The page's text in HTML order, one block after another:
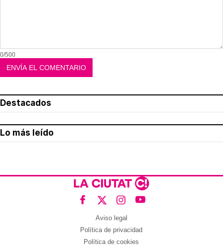
0/500
Destacados
Lo más leído
Aviso legal
Política de privacidad
Política de cookies